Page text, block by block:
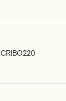
CRIBO220